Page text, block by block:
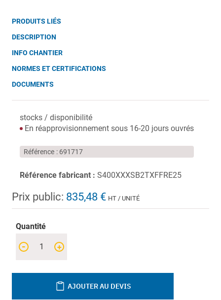
PRODUITS LIÉS
DESCRIPTION
INFO CHANTIER
NORMES ET CERTIFICATIONS
DOCUMENTS
stocks / disponibilité
En réapprovisionnement sous 16-20 jours ouvrés
Référence 691717
Référence fabricant : S400XXXSB2TXFFRE25
Prix public: 835,48 € HT / UNITÉ
Quantité
+
-
AJOUTER AU DEVIS